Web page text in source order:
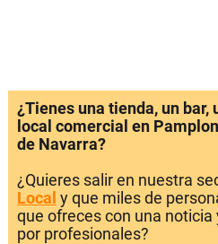
¿Tienes una tienda, un bar,
local comercial en
de Navarra?
¿Quieres salir en nuestra
Local y que miles de
que ofreces con una
por profesionales?